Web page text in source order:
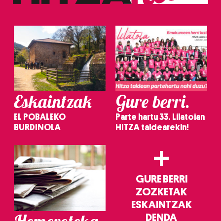
Eskaintzak
EL POBALEKO
BURDINOLA
Gure berri.
Parte hartu 33. Lilatoian
HITZA taldearekin!
+
GURE BERRI
ZOZKETAK
ESKAINTZAK
DENDA